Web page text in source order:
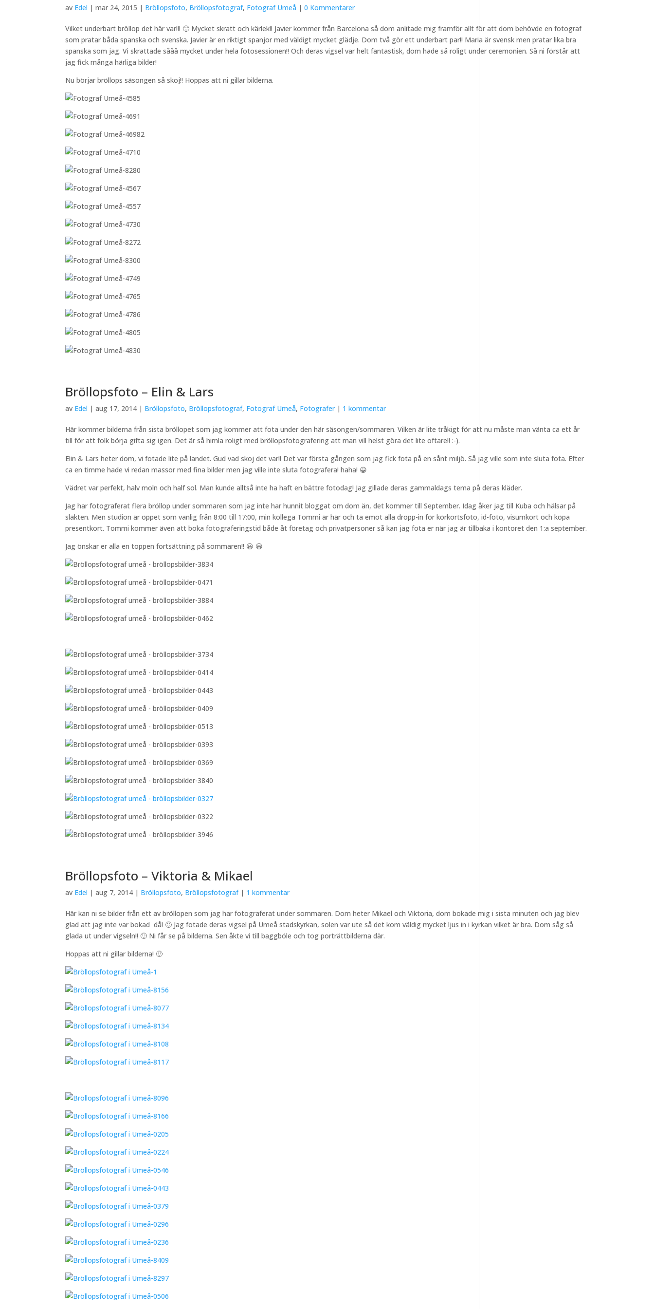
av Edel |mar 24, 2015 | Bröllopsfoto, Bröllopsfotograf, Fotograf Umeå |0 Kommentarer
Vilket underbart bröllop det här var!!! 🙂 Mycket skratt och kärlek!! Javier kommer från Barcelona så dom anlitade mig framför allt för att dom behövde en fotograf
som pratar båda spanska och svenska. Javier är en riktigt spanjor med väldigt mycket glädje. Dom två gör ett underbart par!! Maria är svensk men pratar lika bra
spanska som jag. Vi skrattade sååå mycket under hela fotosessionen!! Och deras vigsel var helt fantastisk, dom hade så roligt under ceremonien. Så ni förstår att
jag fick många härliga bilder!
Nu börjar bröllops säsongen så skoj!! Hoppas att ni gillar bilderna.
Bröllopsfoto – Elin & Lars
av Edel |aug 17, 2014 | Bröllopsfoto, Bröllopsfotograf, Fotograf Umeå, Fotografer| 1 kommentar
Här kommer bilderna från sista bröllopet som jag kommer att fota under den här säsongen/sommaren. Vilken är lite tråkigt för att nu måste man vänta ca ett år
till för att folk börja gifta sig igen. Det är så himla roligt med bröllopsfotografering att man vill helst göra det lite oftare!! :-).
Elin & Lars heter dom, vi fotade lite på landet. Gud vad skoj det var!! Det var första gången som jag fick fota på en sånt miljö. Så jag ville som inte sluta fota. Efter
ca en timme hade vi redan massor med fina bilder men jag ville inte sluta fotografera! haha! 😀
Vädret var perfekt, halv moln och half sol. Man kunde alltså inte ha haft en bättre fotodag! Jag gillade deras gammaldags tema på deras kläder.
Jag har fotograferat flera bröllop under sommaren som jag inte har hunnit bloggat om dom än, det kommer till September. Idag åker jag till Kuba och hälsar på
släkten. Men studion är öppet som vanlig från 8:00 till 17:00, min kollega Tommi är här och ta emot alla dropp-in för körkortsfoto, id-foto, visumkort och köpa
presentkort. Tommi kommer även att boka fotograferingstid både åt företag och privatpersoner så kan jag fota er när jag är tillbaka i kontoret den 1:a september.
Jag önskar er alla en toppen fortsättning på sommaren!! 😀 😀
Bröllopsfoto – Viktoria & Mikael
av Edel |aug 7, 2014 | Bröllopsfoto, Bröllopsfotograf| 1 kommentar
Här kan ni se bilder från ett av bröllopen som jag har fotograferat under sommaren. Dom heter Mikael och Viktoria, dom bokade mig i sista minuten och jag blev
glad att jag inte var bokad då! 🙂 Jag fotade deras vigsel på Umeå stadskyrkan, solen var ute så det kom väldig mycket ljus in i kyrkan vilket är bra. Dom såg så
glada ut under vigseln!! 🙂 Ni får se på bilderna. Sen åkte vi till baggböle och tog porträttbilderna där.
Hoppas att ni gillar bilderna! 🙂